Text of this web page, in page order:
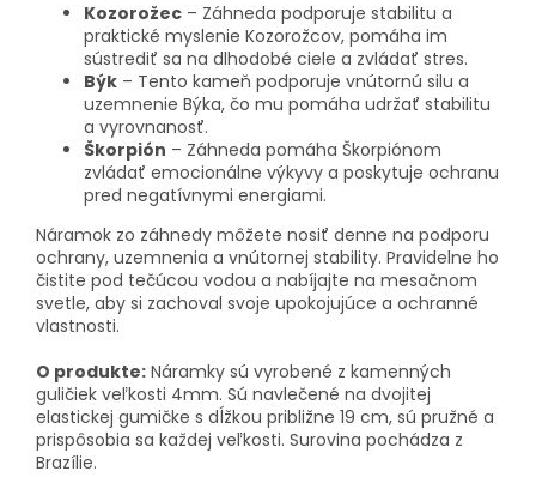
Kozorožec – Záhneda podporuje stabilitu a
praktické myslenie Kozorožcov, pomáha im
sústrediť sa na dlhodobé ciele a zvládať stres.
Býk – Tento kameň podporuje vnútornú silu a
uzemnenie Býka, čo mu pomáha udržať stabilitu
a vyrovnanosť.
Škorpión – Záhneda pomáha Škorpiónom
zvládať emocionálne výkyvy a poskytuje ochranu
pred negatívnymi energiami.
Náramok zo záhnedy môžete nosiť denne na podporu
ochrany, uzemnenia a vnútornej stability. Pravidelne ho
čistite pod tečúcou vodou a nabíjajte na mesačnom
svetle, aby si zachoval svoje upokojujúce a ochranné
vlastnosti.
O produkte: Náramky sú vyrobené z kamenných
guličiek veľkosti 4mm. Sú navlečené na dvojitej
elastickej gumičke s dĺžkou približne 19 cm, sú pružné a
prispôsobia sa každej veľkosti. Surovina pochádza z
Brazílie.